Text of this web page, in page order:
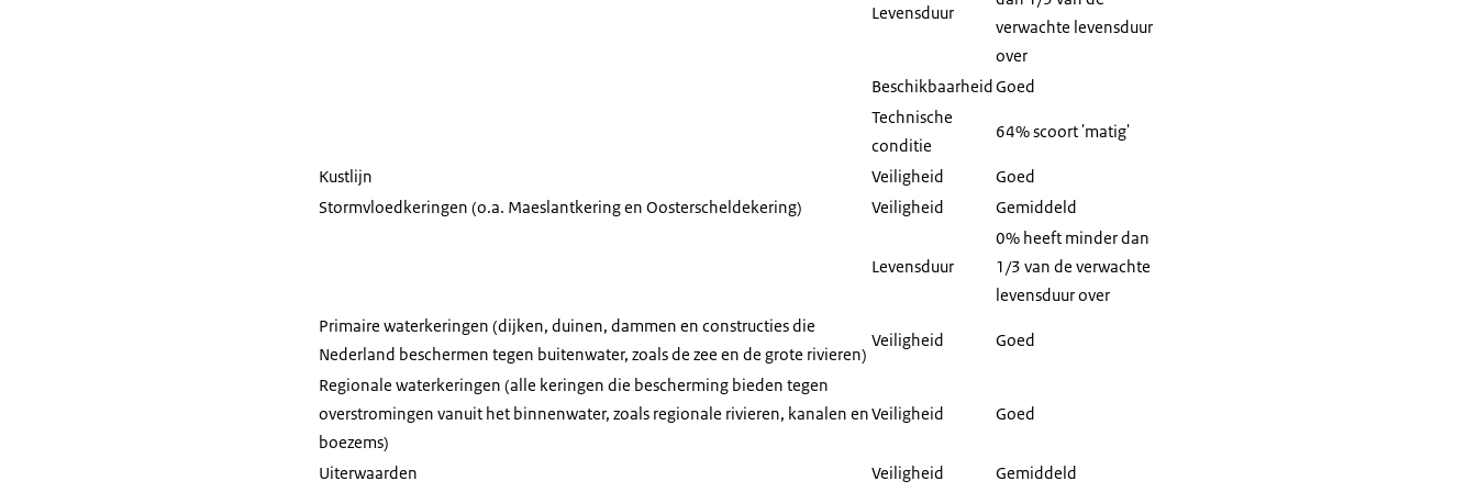
Levensduur
verwachte levensduur
over
BeschikbaarheidGoed
Technische
conditie
64% scoort 'matig'
Kustlijn Veiligheid
Goed
Stormvloedkeringen (o.a. Maeslantkering en Oosterscheldekering)
Veiligheid Gemiddeld
Levensduur
0% heeft minder dan
1/3 van de verwachte
levensduur over
Primaire waterkeringen (dijken, duinen, dammen en constructies die
Nederland beschermen tegen buitenwater, zoals de zee en de grote rivieren)
Veiligheid Goed
Regionale waterkeringen (alle keringen die bescherming bieden tegen
overstromingen vanuit het binnenwater, zoals regionale rivieren, kanalen en
boezems)
Veiligheid Goed
Uiterwaarden Veiligheid Gemiddeld